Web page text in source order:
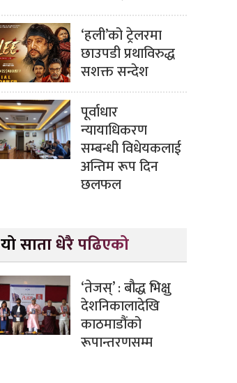
‘हली’को ट्रेलरमा
छाउपडी प्रथाविरुद्ध
सशक्त सन्देश
पूर्वाधार
न्यायाधिकरण
सम्बन्धी विधेयकलाई
अन्तिम रूप दिन
छलफल
यो साता धेरै पढिएको
‘तेजस्’ : बौद्ध भिक्षु
देशनिकालादेखि
काठमाडौंको
रूपान्तरणसम्म